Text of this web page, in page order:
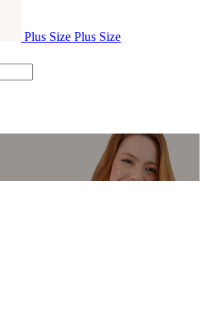
Plus Size Plus Size